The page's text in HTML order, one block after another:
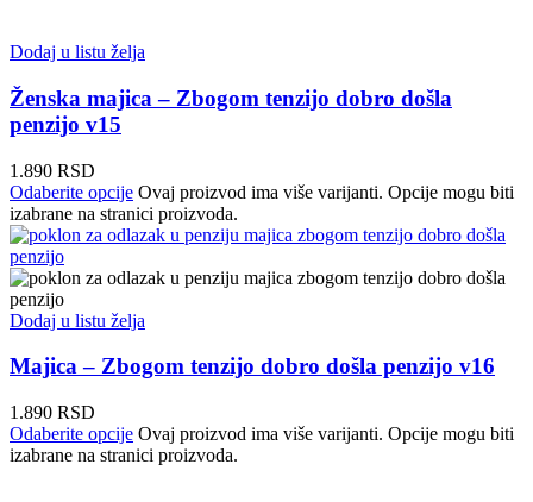
Dodaj u listu želja
Ženska majica – Zbogom tenzijo dobro došla
penzijo v15
1.890 RSD
Odaberite opcije Ovaj proizvod ima više varijanti. Opcije mogu biti
izabrane na stranici proizvoda.
Dodaj u listu želja
Majica – Zbogom tenzijo dobro došla penzijo v16
1.890 RSD
Odaberite opcije Ovaj proizvod ima više varijanti. Opcije mogu biti
izabrane na stranici proizvoda.